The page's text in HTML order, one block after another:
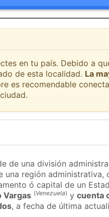
en tu país. Debido a
de esta localidad. La
es recomendable
de una división
una región administrativa,
ó capital de un
Vargas (Venezuela) ycuenta
, a fecha de última